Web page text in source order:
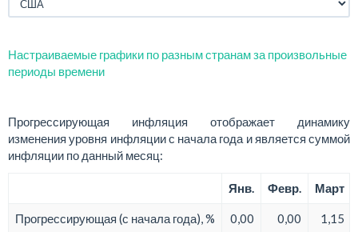
Настраиваемые графики по разным странам за произвольные
периоды времени
Прогрессирующая инфляция отображает динамику
изменения уровня инфляции с начала года и является суммой
инфляции по данный месяц:
Янв. Февр. Март
Прогрессирующая (с начала года), % 0,00 0,00 1,15